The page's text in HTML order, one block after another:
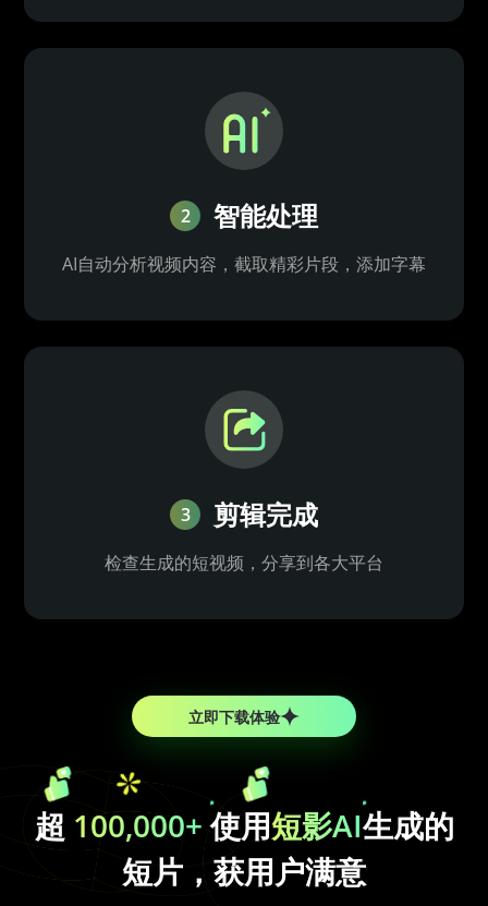
2 智能处理
AI自动分析视频内容，截取精彩片段，添加字幕
3 剪辑完成
检查生成的短视频，分享到各大平台
立即下载体验
超 100,000+使用短影AI生成的
短片，获用户满意